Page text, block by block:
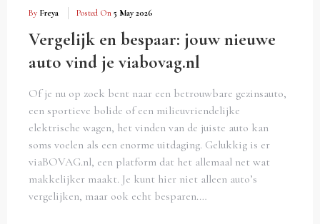
By Freya Posted On 5 May 2026
Vergelijk en bespaar: jouw nieuwe
auto vind je viabovag.nl
Of je nu op zoek bent naar een betrouwbare gezinsauto,
een sportieve bolide of een milieuvriendelijke
elektrische wagen, het vinden van de juiste auto kan
soms voelen als een enorme uitdaging. Gelukkig is er
viaBOVAG.nl, een platform dat het allemaal net wat
makkelijker maakt. Je kunt hier niet alleen auto’s
vergelijken, maar ook echt besparen.…